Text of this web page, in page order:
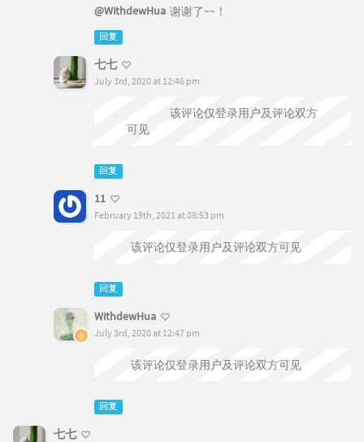
@WithdewHua 谢谢了~~！
回复
七七
July 3rd, 2020 at 12:46 pm
该评论仅登录用户及评论双方
可见
回复
11
February 19th, 2021 at 08:53 pm
该评论仅登录用户及评论双方可见
回复
WithdewHua
July 3rd, 2020 at 12:47 pm
该评论仅登录用户及评论双方可见
回复
七七